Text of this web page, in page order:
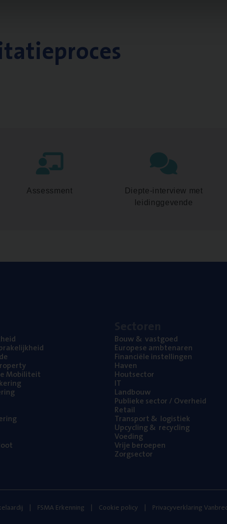
Assessment
Diepte-interview met
leidinggevende
Mobiliteit
Bouw& vastgoed
Euro­pe­se ambtenaren
Finan­ci­ë­le instellingen
Haven
Hout­sec­tor
IT
Land­bouw
Publie­ke sec­tor / Overheid
Retail
Trans­port& logistiek
Upcy­cling& recycling
Voe­ding
Vrije beroe­pen
Zorg­sec­tor
FSMA Erkenning Cookie policy Privacyverklaring